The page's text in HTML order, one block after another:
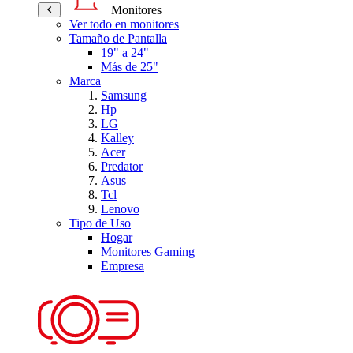
Monitores
Ver todo en monitores
Tamaño de Pantalla
19" a 24"
Más de 25"
Marca
Samsung
Hp
LG
Kalley
Acer
Predator
Asus
Tcl
Lenovo
Tipo de Uso
Hogar
Monitores Gaming
Empresa